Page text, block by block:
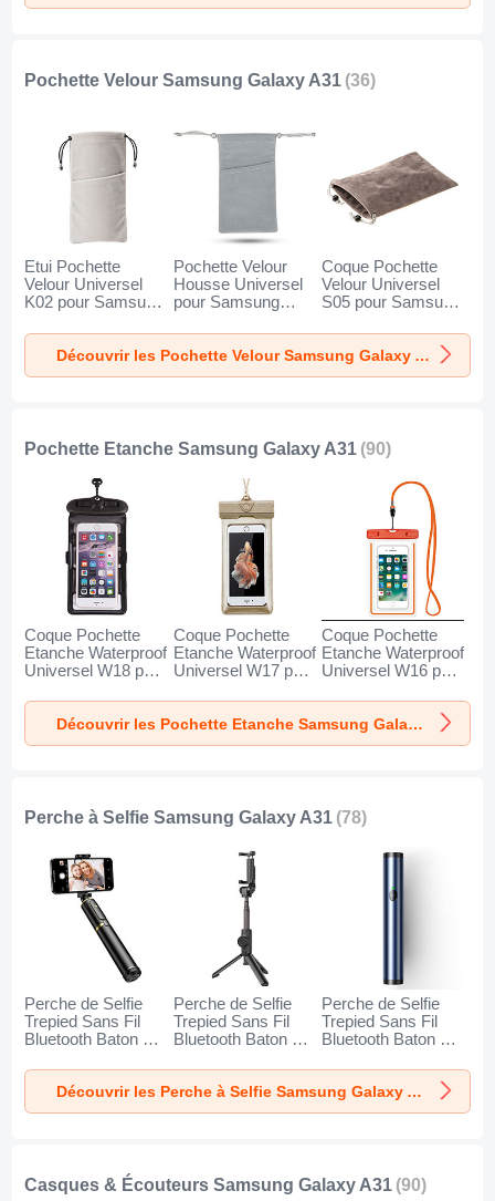
Pochette Velour Samsung Galaxy A31 (36)
Etui Pochette
Velour Universel
K02 pour Samsung
Pochette Velour
Housse Universel
pour Samsung
Coque Pochette
Velour Universel
S05 pour Samsung
Découvrir les Pochette Velour Samsung Galaxy A31
Pochette Etanche Samsung Galaxy A31 (90)
Coque Pochette
Etanche Waterproof
Universel W18 pour
A31 Noir
Coque Pochette
Etanche Waterproof
Universel W17 pour
A31 Or
Coque Pochette
Etanche Waterproof
Universel W16 pour
A31 Orange
Découvrir les Pochette Etanche Samsung Galaxy A31
Perche à Selfie Samsung Galaxy A31 (78)
Perche de Selfie
Trepied Sans Fil
Bluetooth Baton de
Poche Universel
T34 pour Samsung
Galaxy A31 Or et
Perche de Selfie
Trepied Sans Fil
Bluetooth Baton de
Poche Universel
T32 pour Samsung
Galaxy A31 Noir
Perche de Selfie
Trepied Sans Fil
Bluetooth Baton de
Poche Universel
T31 pour Samsung
Galaxy A31 Bleu
Découvrir les Perche à Selfie Samsung Galaxy A31
Casques & Écouteurs Samsung Galaxy A31 (90)